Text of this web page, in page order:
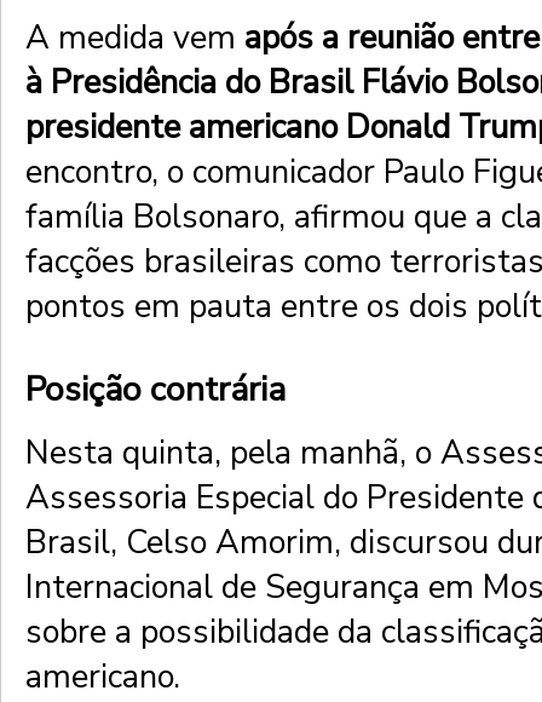
A medida vem após a reunião
à Presidência do Brasil Flávio
presidente americano Donald
encontro, o comunicador Paulo
família Bolsonaro, afirmou que a
facções brasileiras como
pontos em pauta entre os dois
Posição contrária
Nesta quinta, pela manhã, o
Assessoria Especial do Presidente
Brasil, Celso Amorim, discursou
Internacional de Segurança em
sobre a possibilidade da
americano.